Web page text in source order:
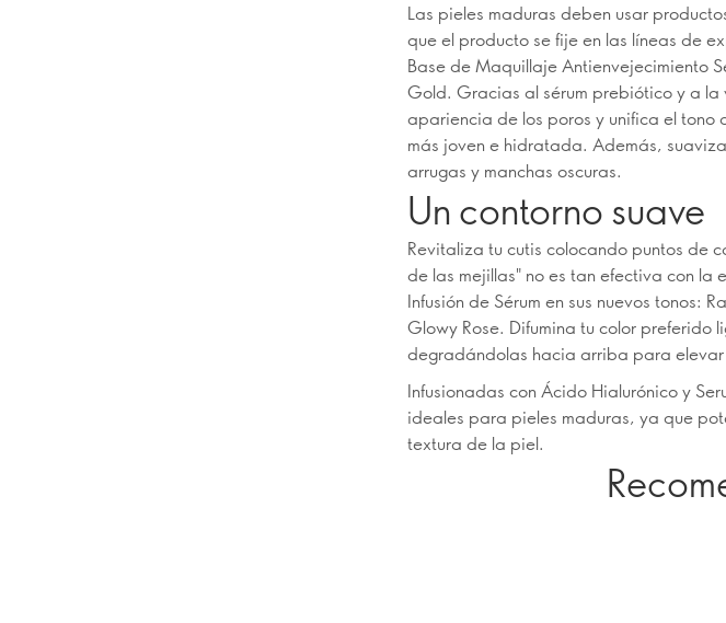
Las pieles maduras deben usar
que el producto se fije en las líneas de
Base de Maquillaje Antienvejecimiento
Gold. Gracias al sérum prebiótico y a la
apariencia de los poros y unifica el
más joven e hidratada. Además,
arrugas y manchas oscuras.
Un contorno suave
Revitaliza tu cutis colocando puntos de
de las mejillas" no es tan efectiva con la
Infusión de Sérum en sus nuevos tonos:
Glowy Rose. Difumina tu color preferido
degradándolas hacia arriba para elevar
Infusionadas con Ácido Hialurónico y
ideales para pieles maduras, ya que
textura de la piel.